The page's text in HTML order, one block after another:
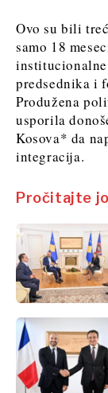
Ovo su bili
samo 18
predsednika i
Produžena
usporila
Kosova* da
integracija.
Pročitajte